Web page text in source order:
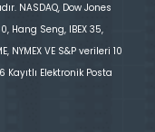
NASDAQ, Dow Jones
Hang Seng, IBEX 35,
NYMEX VE S&P verileri 10
Elektronik Posta